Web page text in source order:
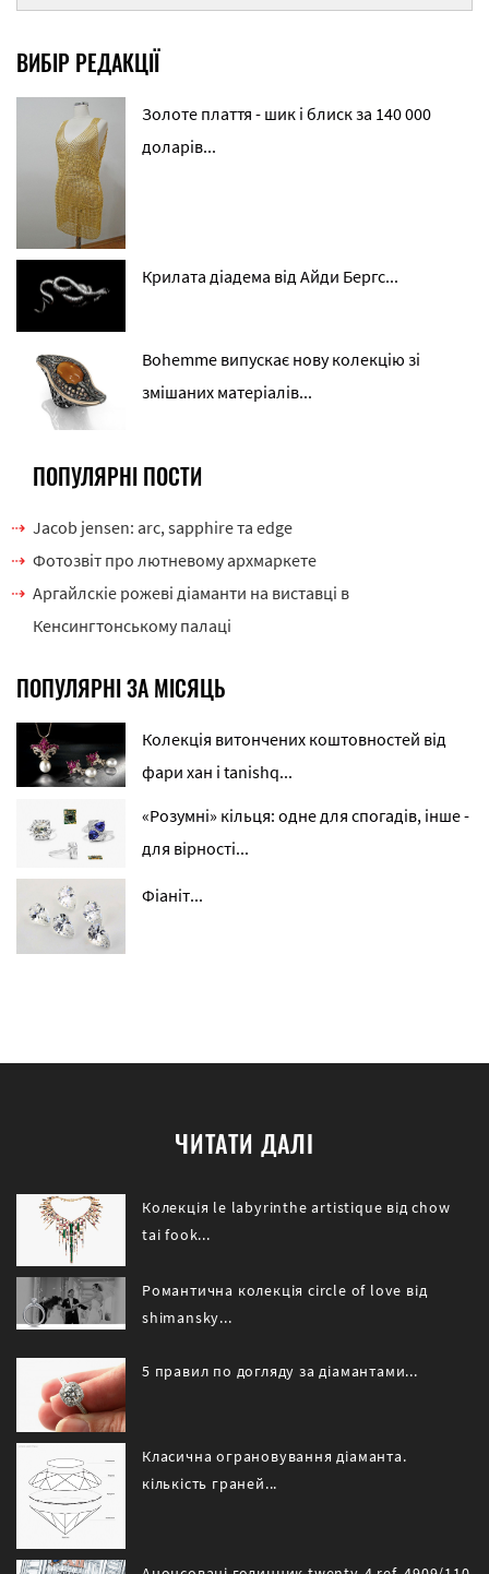
ВИБІР РЕДАКЦІЇ
Золоте плаття - шик і блиск за 140 000
доларів...
Крилата діадема від Айди Бергс...
Bohemme випускає нову колекцію зі
змішаних матеріалів...
ПОПУЛЯРНІ ПОСТИ
Jacob jensen: arc, sapphire та edge
Фотозвіт про лютневому архмаркете
Аргайлскіе рожеві діаманти на виставці в
Кенсингтонському палаці
ПОПУЛЯРНІ ЗА МІСЯЦЬ
Колекція витончених коштовностей від
фари хан і tanishq...
«Розумні» кільця: одне для спогадів, інше -
для вірності...
Фіаніт...
ЧИТАТИ ДАЛІ
Колекція le labyrinthe artistique від chow
tai fook...
Романтична колекція circle of love від
shimansky...
5 правил по догляду за діамантами...
Класична ограновування діаманта.
кількість граней...